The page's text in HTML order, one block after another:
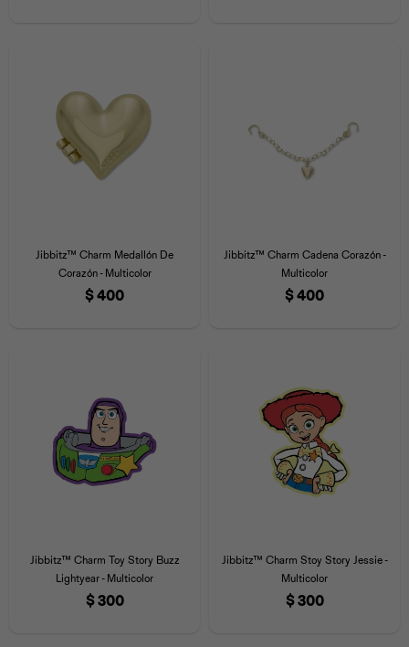
Jibbitz™ Charm Medallón De
Corazón - Multicolor
$400
Jibbitz™ Charm Cadena Corazón -
Multicolor
$400
Jibbitz™ Charm Toy Story Buzz
Lightyear - Multicolor
$300
Jibbitz™ Charm Stoy Story Jessie -
Multicolor
$300